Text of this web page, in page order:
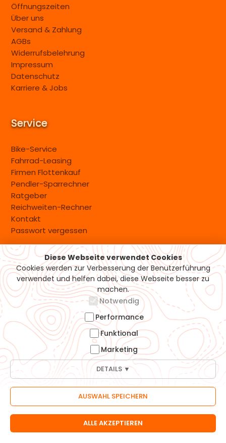
Öffnungszeiten
Über uns
Versand & Zahlung
AGBs
Widerrufsbelehrung
Impressum
Datenschutz
Karriere & Jobs
Service
Bike-Service
Fahrrad-Leasing
Firmen Flottenkauf
Pendler-Sparrechner
Ratgeber
Reichweiten-Rechner
Kontakt
Passwort vergessen
Versand & Zahlung
Diese Webseite verwendet Cookies
Cookies werden zur Verbesserung der Benutzerführung
verwendet und helfen dabei, diese Webseite besser zu
machen.
Notwendig
Performance
Funktional
Marketing
DETAILS ▼